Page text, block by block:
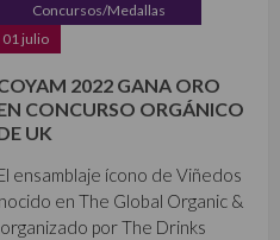
Concursos/Medallas
01 julio
2022 GANA ORO
CONCURSO ORGÁNICO
UK
ensamblaje ícono de Viñedos
en The Global Organic &
por The Drinks